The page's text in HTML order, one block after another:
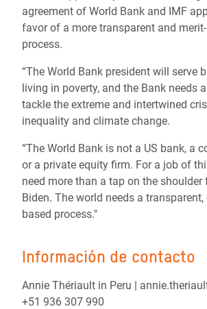
agreement of World Bank and IMF
favor of a more transparent and
process.
“The World Bank president will serve
living in poverty, and the Bank needs
tackle the extreme and intertwined
inequality and climate change.
“The World Bank is not a US bank, a
or a private equity firm. For a job of
need more than a tap on the shoulder
Biden. The world needs a transparent,
based process."
Información de contacto
Annie Thériault in Peru |
+51 936 307 990